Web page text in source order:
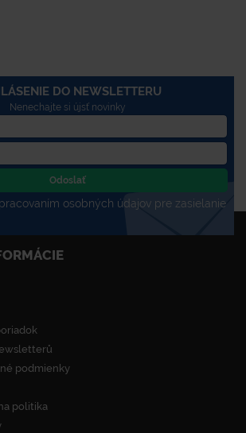
DO NEWSLETTERU
Nenechajte si újsť novinky
Odoslať
osobných údajov pre zasielanie
podmienky
politika